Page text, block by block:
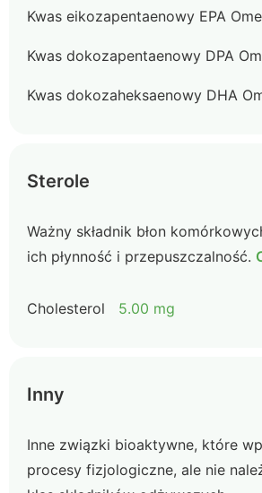
Kwas eikozapentaenowy EPA
Kwas dokozapentaenowy DPA
Kwas dokozaheksaenowy DHA
Sterole
Ważny składnik błon
ich płynność i przepuszczalność.
Cholesterol 5.00 mg
Inny
Inne związki bioaktywne, które
procesy fizjologiczne, ale nie